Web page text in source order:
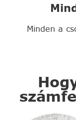
Minden a